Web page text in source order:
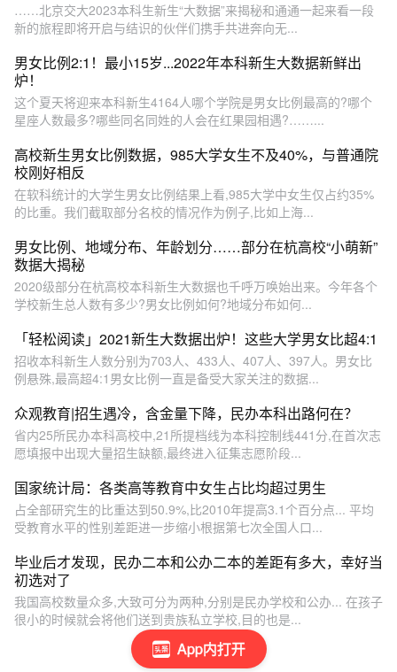
App内打开
……北京交大2023本科生新生“大数据”来揭秘和通通一起来看一段
新的旅程即将开启与结识的伙伴们携手共进奔向无...
男女比例2:1！最小15岁...2022年本科新生大数据新鲜出
炉！
这个夏天将迎来本科新生4164人哪个学院是男女比例最高的?哪个
星座人数最多?哪些同名同姓的人会在红果园相遇?……...
高校新生男女比例数据，985大学女生不及40%，与普通院
校刚好相反
在软科统计的大学生男女比例结果上看,985大学中女生仅占约35%
的比重。我们截取部分名校的情况作为例子,比如上海...
男女比例、地域分布、年龄划分……部分在杭高校“小萌新”
数据大揭秘
2020级部分在杭高校本科新生大数据也千呼万唤始出来。今年各个
学校新生总人数有多少?男女比例如何?地域分布如何...
「轻松阅读」2021新生大数据出炉！这些大学男女比超4:1
招收本科新生人数分别为703人、433人、407人、397人。男女比
例悬殊,最高超4:1男女比例一直是备受大家关注的数据...
众观教育|招生遇冷，含金量下降，民办本科出路何在？
省内25所民办本科高校中,21所提档线为本科控制线441分,在首次志
愿填报中出现大量招生缺额,最终进入征集志愿阶段...
国家统计局：各类高等教育中女生占比均超过男生
占全部研究生的比重达到50.9%,比2010年提高3.1个百分点... 平均
受教育水平的性别差距进一步缩小根据第七次全国人口...
毕业后才发现，民办二本和公办二本的差距有多大，幸好当
初选对了
我国高校数量众多,大致可分为两种,分别是民办学校和公办... 在孩子
很小的时候就会将他们送到贵族私立学校,目的也是...